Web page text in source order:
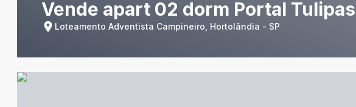
Vende apart 02 dorm Portal
Loteamento Adventista Campineiro, Hortolândia - SP